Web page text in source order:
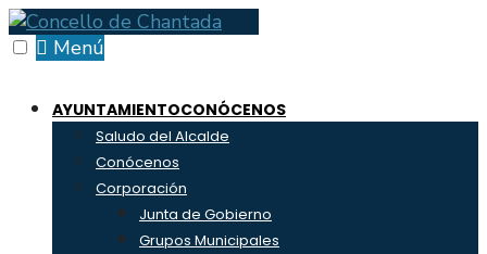
Skip
to
Menú
AYUNTAMIENTOCONÓCENOS
Saludo del Alcalde
Conócenos
Corporación
Junta de Gobierno
Grupos Municipales